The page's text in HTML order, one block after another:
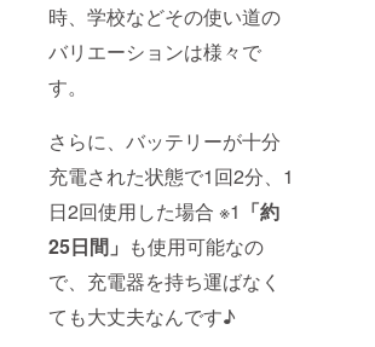
時、学校などその使い道の
バリエーションは様々で
す。
さらに、バッテリーが十分
充電された状態で1回2分、1
日2回使用した場合 ※1 「約
25日間」 も使用可能なの
で、充電器を持ち運ばなく
ても大丈夫なんです♪